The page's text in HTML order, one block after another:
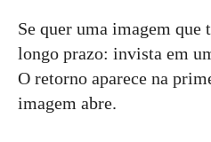
Se quer uma imagem que
longo prazo: invista em
O retorno aparece na
imagem abre.